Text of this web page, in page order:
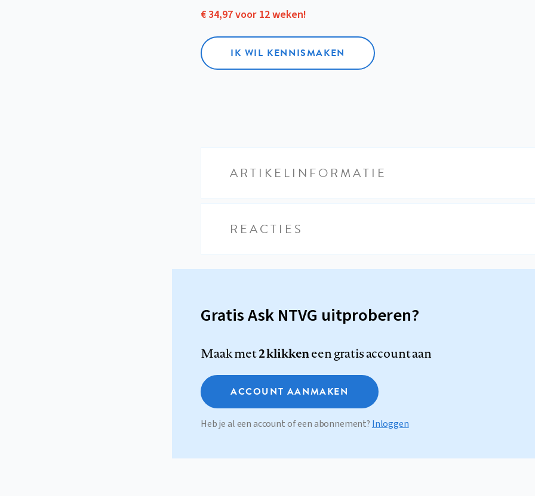
€ 34,97 voor 12 weken!
IK WIL KENNISMAKEN
ARTIKELINFORMATIE
REACTIES
Gratis Ask NTVG uitproberen?
Maak met2 klikkeneen gratis account aan
ACCOUNT AANMAKEN
Heb je al een account of een abonnement? Inloggen